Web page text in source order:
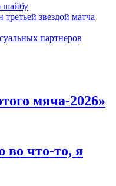
шайбу
звездой матча
партнеров
мяча-2026»
во что-то, я